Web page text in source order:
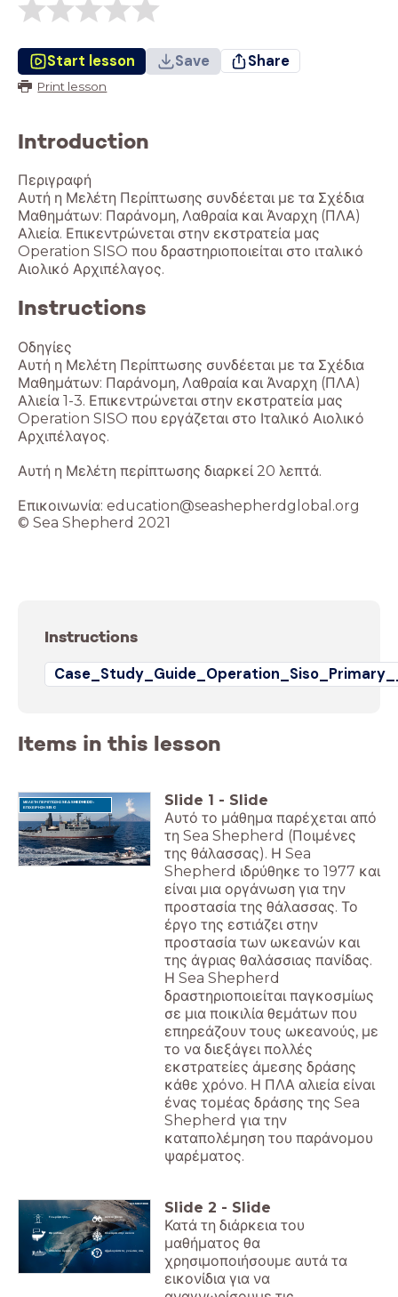
Start lesson Save Share
Print lesson
Introduction
Περιγραφή
Αυτή η Μελέτη Περίπτωσης συνδέεται με τα Σχέδια
Μαθημάτων: Παράνομη, Λαθραία και Άναρχη (ΠΛΑ)
Αλιεία. Επικεντρώνεται στην εκστρατεία μας
Operation SISO που δραστηριοποιείται στο ιταλικό
Instructions
Οδηγίες
Αυτή η Μελέτη Περίπτωσης συνδέεται με τα Σχέδια
Μαθημάτων: Παράνομη, Λαθραία και Άναρχη (ΠΛΑ)
Αλιεία 1-3. Επικεντρώνεται στην εκστρατεία μας
Operation SISO που εργάζεται στο Ιταλικό Αιολικό
Αρχιπέλαγος.
Αυτή η Μελέτη περίπτωσης διαρκεί 20 λεπτά.
Επικοινωνία: education@seashepherdglobal.org
© Sea Shepherd 2021
Instructions
Items in this lesson
ΜΕΛΕΤΗ ΠΕΡΙΠΤΩΣΗΣ SEA SHEPHERD:
ΕΠΙΧΕΙΡΗΣΗ SISO
Slide 1 - Slide
Αυτό το μάθημα παρέχεται από
τη Sea Shepherd (Ποιμένες
της θάλασσας). Η Sea
Shepherd ιδρύθηκε το 1977 και
είναι μια οργάνωση για την
προστασία της θάλασσας. Το
έργο της εστιάζει στην
προστασία των ωκεανών και
της άγριας θαλάσσιας πανίδας.
Η Sea Shepherd
δραστηριοποιείται παγκοσμίως
σε μια ποικιλία θεμάτων που
επηρεάζουν τους ωκεανούς, με
το να διεξάγει πολλές
εκστρατείες άμεσης δράσης
κάθε χρόνο. Η ΠΛΑ αλιεία είναι
ένας τομέας δράσης της Sea
Shepherd για την
καταπολέμηση του παράνομου
ψαρέματος.
Γνωρίζετε ήδη...
Θα μάθετε...
Απαιτείται δράση! Αξιολογείστε τις γνώσεις σας
Κλικάρετε στην εικόνα
Δείτε το βίντεο
Slide 2 - Slide
Κατά τη διάρκεια του
μαθήματος θα
χρησιμοποιήσουμε αυτά τα
εικονίδια για να